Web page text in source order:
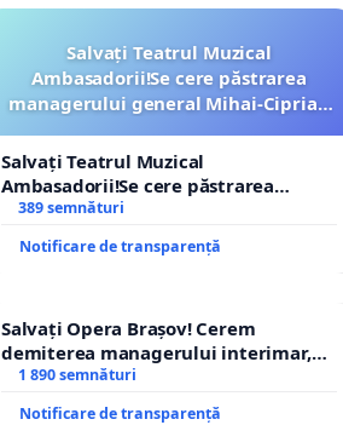
Salvați Teatrul Muzical
Ambasadorii!Se cere păstrarea
managerului general Mihai-Ciprian
Salvați Teatrul Muzical
Ambasadorii!Se cere păstrarea
managerului general Mihai-Ciprian
389 semnături
Notificare de transparență
Salvați Opera Brașov! Cerem
demiterea managerului interimar,
Petrean Lucian-Marius!
1 890 semnături
Notificare de transparență